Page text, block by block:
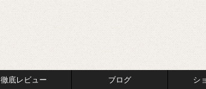
徹底レビュー ブログ シ